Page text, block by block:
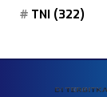
TNI (322)